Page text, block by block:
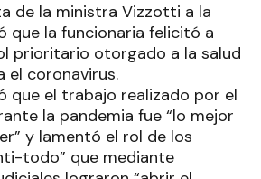
de la ministra Vizzotti a la
que la funcionaria felicitó a
prioritario otorgado a la salud
el coronavirus.
que el trabajo realizado por el
la pandemia fue “lo mejor
y lamentó el rol de los
todo” que mediante